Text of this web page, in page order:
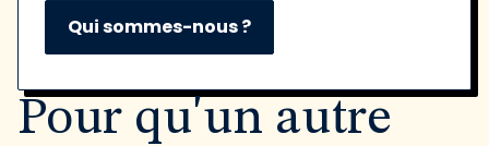
Qui sommes-nous ?
Pour qu'un autre